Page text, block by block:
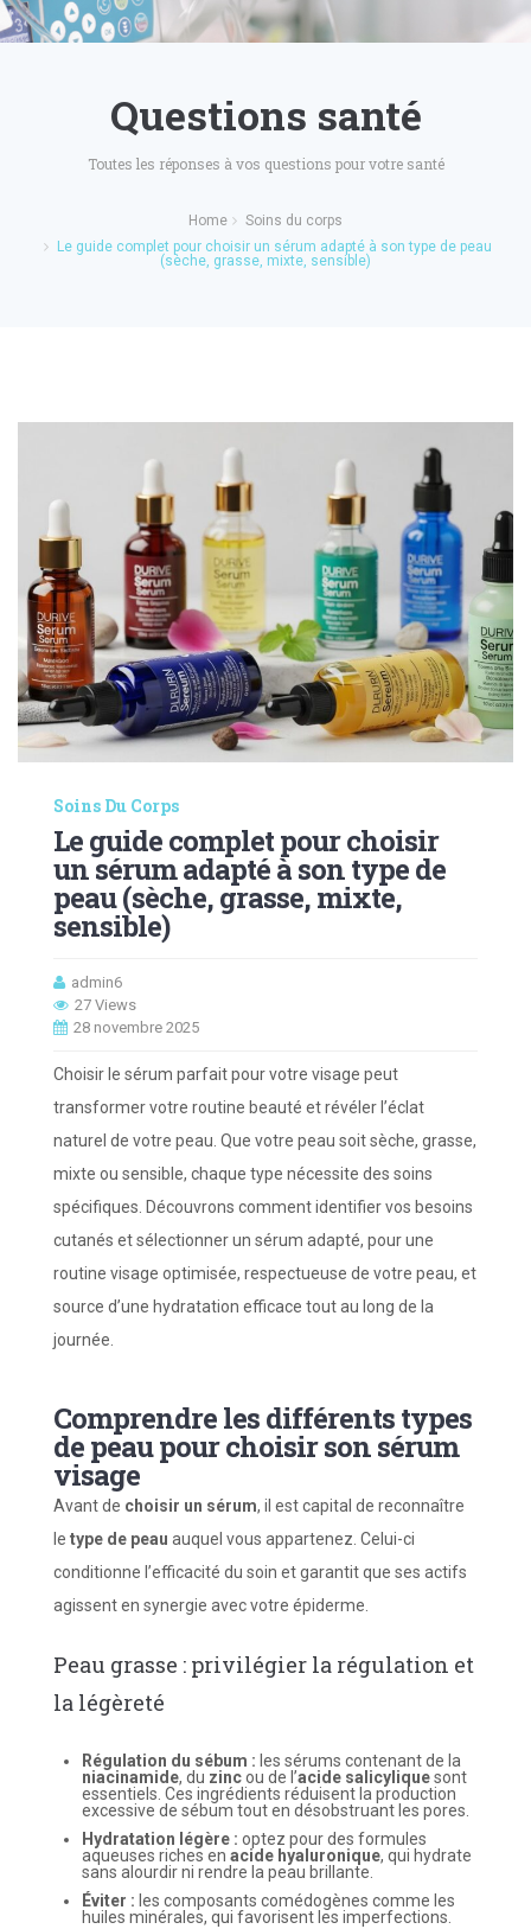
Questions santé
Toutes les réponses à vos questions pour votre santé
Home
Soins du corps
Le guide complet pour choisir un sérum adapté à son type de peau
(sèche, grasse, mixte, sensible)
Soins Du Corps
Le guide complet pour choisir
un sérum adapté à son type de
peau (sèche, grasse, mixte,
sensible)
admin6
27 Views
28 novembre 2025
Choisir le sérum parfait pour votre visage peut
transformer votre routine beauté et révéler l’éclat
naturel de votre peau. Que votre peau soit sèche, grasse,
mixte ou sensible, chaque type nécessite des soins
spécifiques. Découvrons comment identifier vos besoins
cutanés et sélectionner un sérum adapté, pour une
routine visage optimisée, respectueuse de votre peau, et
source d’une hydratation efficace tout au long de la
journée.
Comprendre les différents types
de peau pour choisir son sérum
visage
Avant de choisir un sérum, il est capital de reconnaître
le type de peau auquel vous appartenez. Celui-ci
conditionne l’efficacité du soin et garantit que ses actifs
agissent en synergie avec votre épiderme.
Peau grasse : privilégier la régulation et
la légèreté
Régulation du sébum : les sérums contenant de la
niacinamide, du zincou de l’acide salicyliquesont
essentiels. Ces ingrédients réduisent la production
excessive de sébum tout en désobstruant les pores.
Hydratation légère : optez pour des formules
aqueuses riches en acide hyaluronique, qui hydrate
sans alourdir ni rendre la peau brillante.
Éviter : les composants comédogènes comme les
huiles minérales, qui favorisent les imperfections.